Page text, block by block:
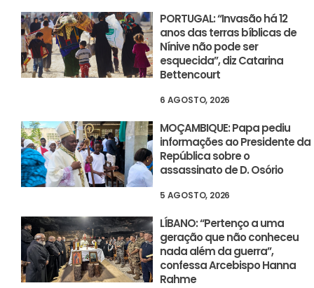
PORTUGAL: “Invasão há 12
anos das terras bíblicas de
Nínive não pode ser
esquecida”, diz Catarina
Bettencourt
6 AGOSTO, 2026
MOÇAMBIQUE: Papa pediu
informações ao Presidente da
República sobre o
assassinato de D. Osório
5 AGOSTO, 2026
LÍBANO: “Pertenço a uma
geração que não conheceu
nada além da guerra”,
confessa Arcebispo Hanna
Rahme